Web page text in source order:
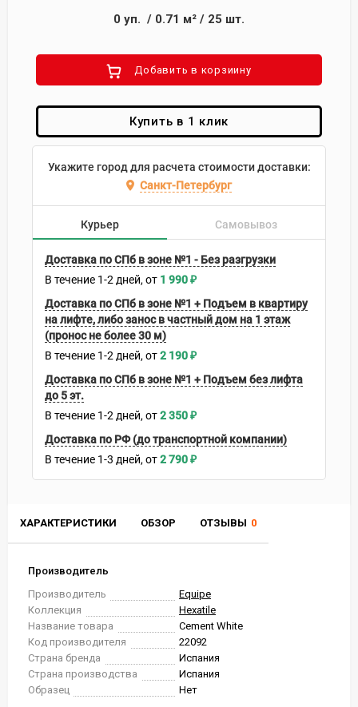
ХАРАКТЕРИСТИКИ ОБЗОР ОТЗЫВЫ 0
Производитель
Производитель
Equipe
Коллекция
Hexatile
Название товара
Cement White
Код производителя
22092
Страна бренда
Испания
Страна производства
Испания
Образец
Нет
0 уп. / 0.71 м² / 25 шт.
Добавить в корзиину
Купить в 1 клик
Укажите город для расчета стоимости доставки:
Санкт-Петербург
Курьер Самовывоз
Доставка по СПб в зоне №1 - Без разгрузки
В течение 1-2 дней 1 990₽
Доставка по СПб в зоне №1 + Подъем в квартиру
на лифте, либо занос в частный дом на 1 этаж
(пронос не более 30 м)
В течение 1-2 дней 2 190₽
Доставка по СПб в зоне №1 + Подъем без лифта
до 5 эт.
В течение 1-2 дней 2 350₽
Доставка по РФ (до транспортной компании)
В течение 1-3 дней 2 790₽